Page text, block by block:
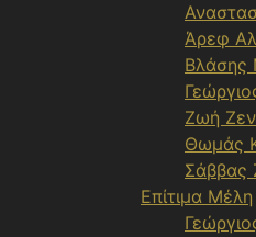
Άρεφ
Βλάσης
Ζωή
Θωμάς
Σάββας
Επίτιμα Μέλη